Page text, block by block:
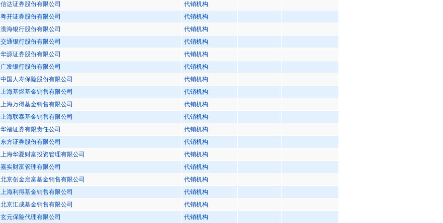
信达证券股份有限公司
代销机构
粤开证券股份有限公司
代销机构
渤海银行股份有限公司
代销机构
交通银行股份有限公司
代销机构
华源证券股份有限公司
代销机构
广发银行股份有限公司
代销机构
中国人寿保险股份有限公司
代销机构
上海基煜基金销售有限公司
代销机构
上海万得基金销售有限公司
代销机构
上海联泰基金销售有限公司
代销机构
华福证券有限责任公司
代销机构
东方证券股份有限公司
代销机构
上海华夏财富投资管理有限公司
代销机构
嘉实财富管理有限公司
代销机构
北京创金启富基金销售有限公司
代销机构
上海利得基金销售有限公司
代销机构
北京汇成基金销售有限公司
代销机构
玄元保险代理有限公司 代销机构